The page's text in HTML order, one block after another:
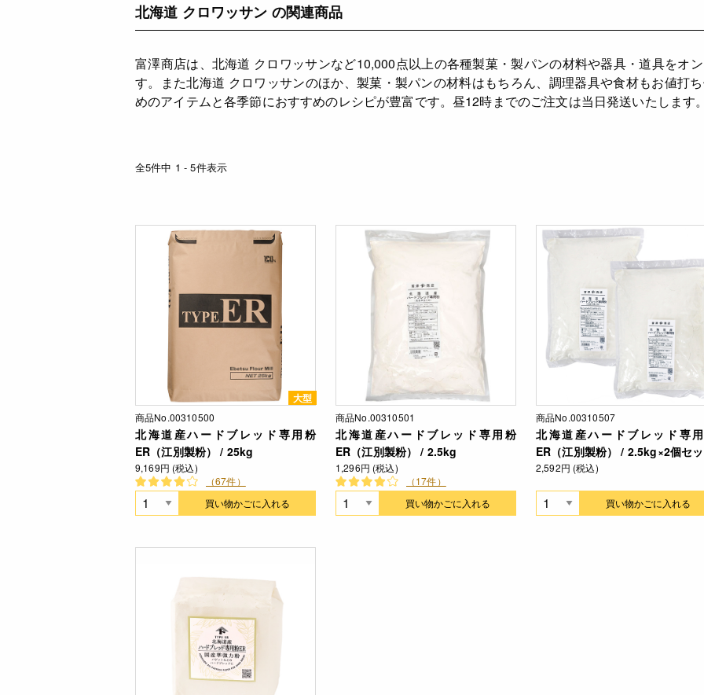
北海道 クロワッサン の関連商品
富澤商店は、北海道 クロワッサンなど10,000点以上の各種製菓・製パンの材料や器具・道具をオ
す。また北海道 クロワッサンのほか、製菓・製パンの材料はもちろん、調理器具や食材もお値打
めのアイテムと各季節におすすめのレシピが豊富です。昼12時までのご注文は当日発送いたします
全5件中 1 - 5件表示
大型
商品No.00310500
北海道産ハードブレッド専用粉
ER（江別製粉） / 25kg
9,169円 (税込)
（67件）
買い物かごに入れる
商品No.00310501
北海道産ハードブレッド専用粉
ER（江別製粉） / 2.5kg
1,296円 (税込)
（17件）
買い物かごに入れる
商品No.00310507
北海道産ハードブレッド専
ER（江別製粉） / 2.5kg×2個セ
2,592円 (税込)
買い物かごに入れる